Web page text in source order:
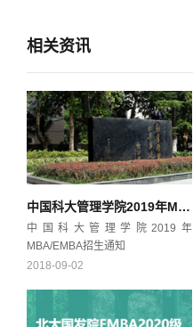
相关资讯
中国科大管理学院2019年MBA/EMBA招生通知
中国科大管理学院2019年
MBA/EMBA招生通知
2018-09-02